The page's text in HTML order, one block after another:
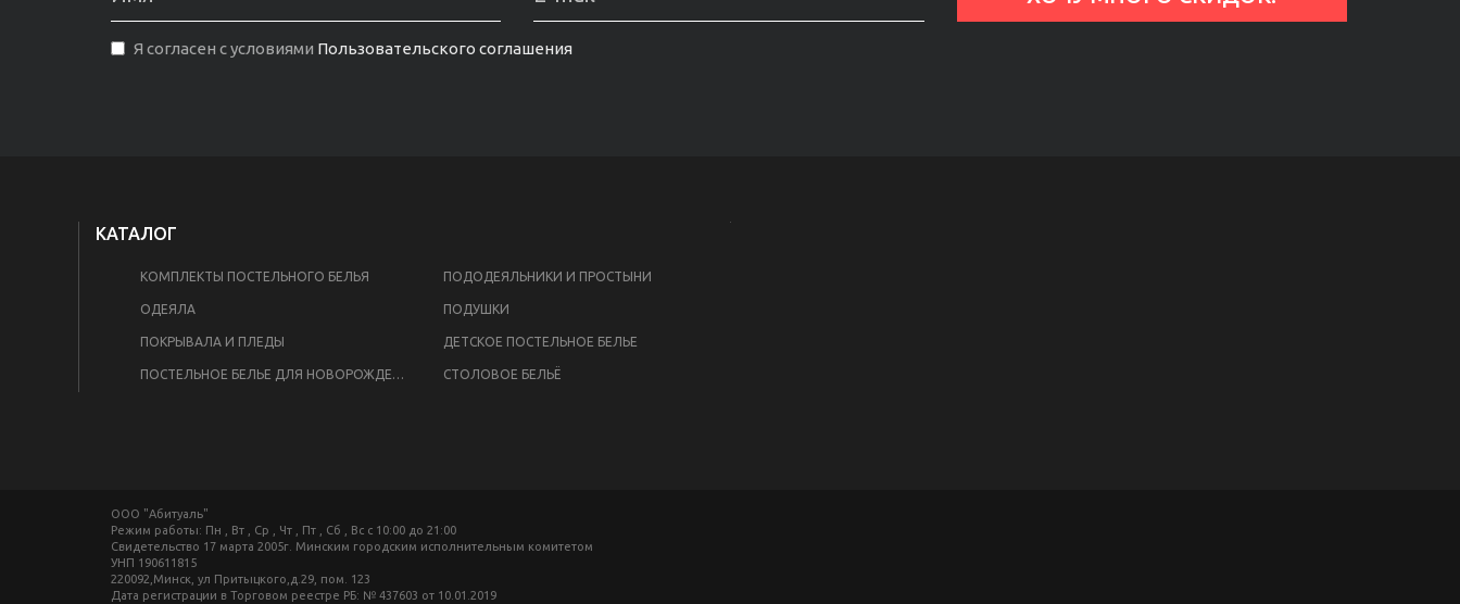
Я согласен с условиями Пользовательского соглашения
КАТАЛОГ
КОМПЛЕКТЫ ПОСТЕЛЬНОГО БЕЛЬЯ ПОДОДЕЯЛЬНИКИ И ПРОСТЫНИ
ОДЕЯЛА ПОДУШКИ
ПОКРЫВАЛА И ПЛЕДЫ ДЕТСКОЕ ПОСТЕЛЬНОЕ БЕЛЬЕ
ПОСТЕЛЬНОЕ БЕЛЬЕ ДЛЯ НОВОРОЖДЕННЫХ СТОЛОВОЕ БЕЛЬЁ
ООО "Абитуаль"
Режим работы: Пн , Вт , Ср , Чт , Пт , Сб , Вс c 10:00 до 21:00
Свидетельство 17 марта 2005г. Минским городским исполнительным комитетом
УНП 190611815
220092,Минск, ул Притыцкого,д.29, пом. 123
Дата регистрации в Торговом реестре РБ: № 437603 от 10.01.2019